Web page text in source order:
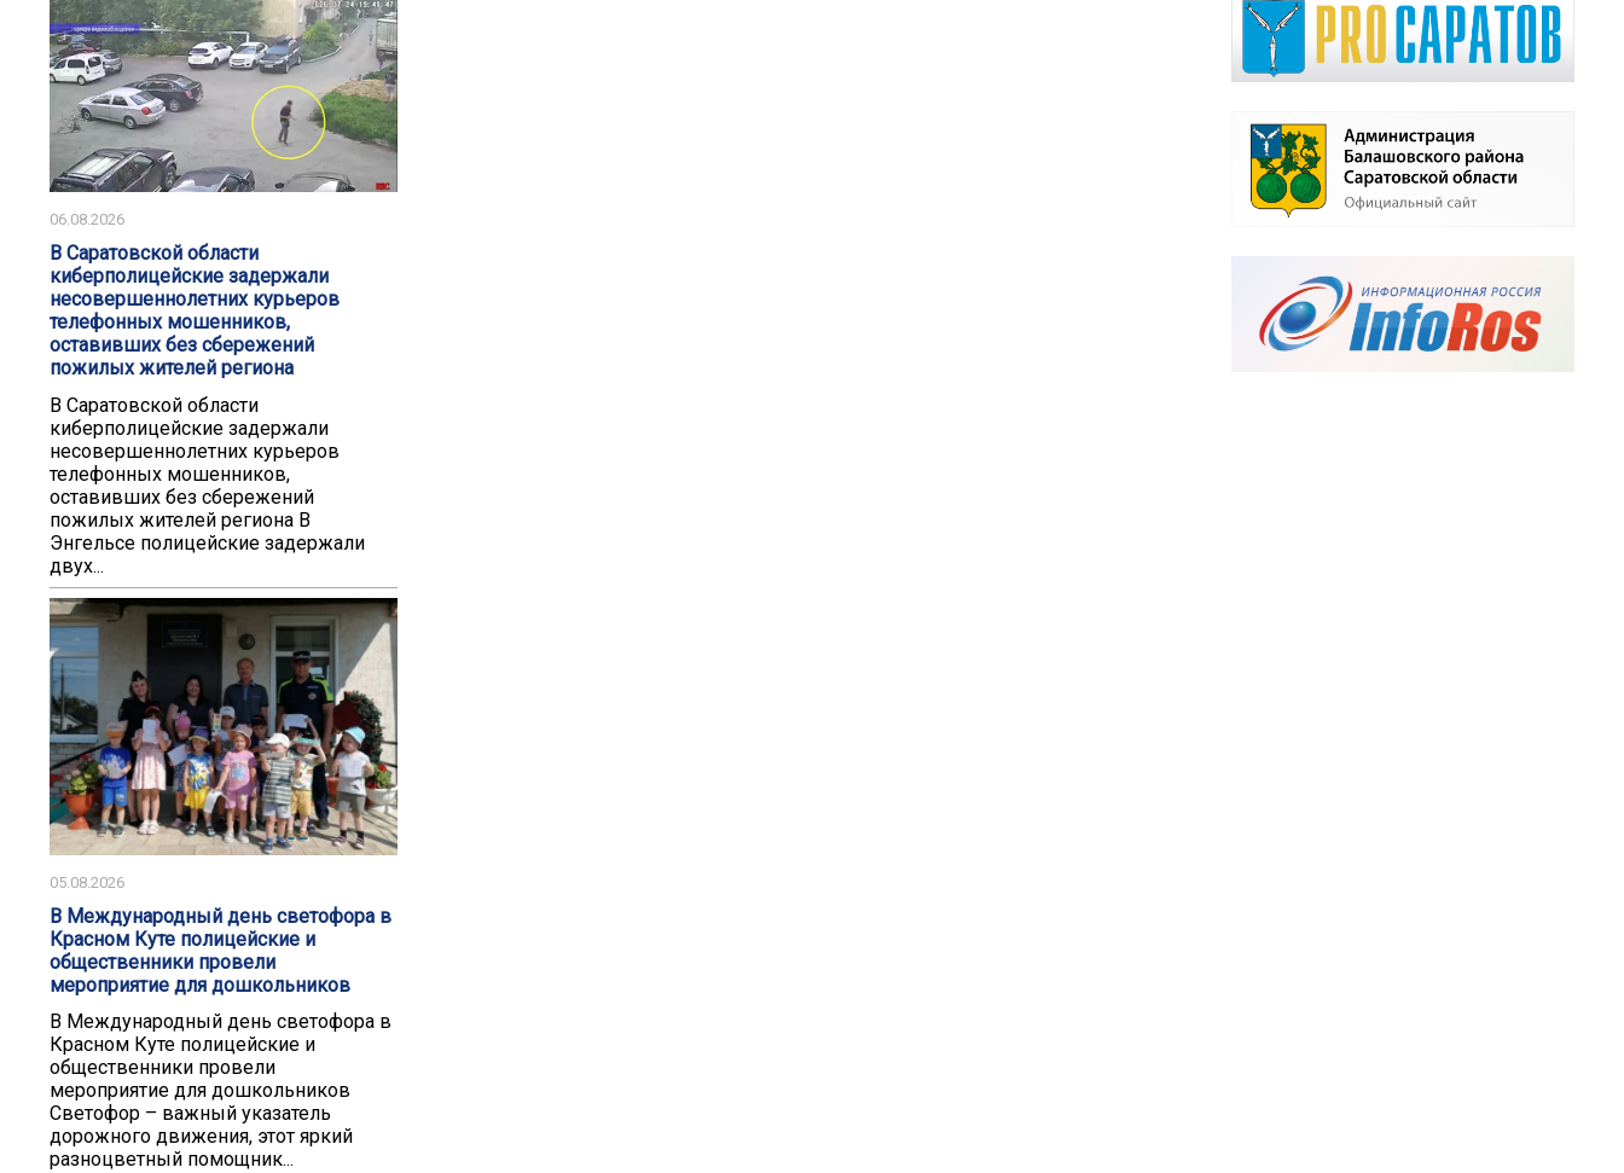
06.08.2026
В Саратовской области
киберполицейские задержали
несовершеннолетних курьеров
телефонных мошенников,
оставивших без сбережений
пожилых жителей региона
В Саратовской области
киберполицейские задержали
несовершеннолетних курьеров
телефонных мошенников,
оставивших без сбережений
пожилых жителей региона В
Энгельсе полицейские задержали
двух...
05.08.2026
В Международный день светофора в
Красном Куте полицейские и
общественники провели
мероприятие для дошкольников
В Международный день светофора в
Красном Куте полицейские и
общественники провели
мероприятие для дошкольников
Светофор – важный указатель
дорожного движения, этот яркий
разноцветный помощник...